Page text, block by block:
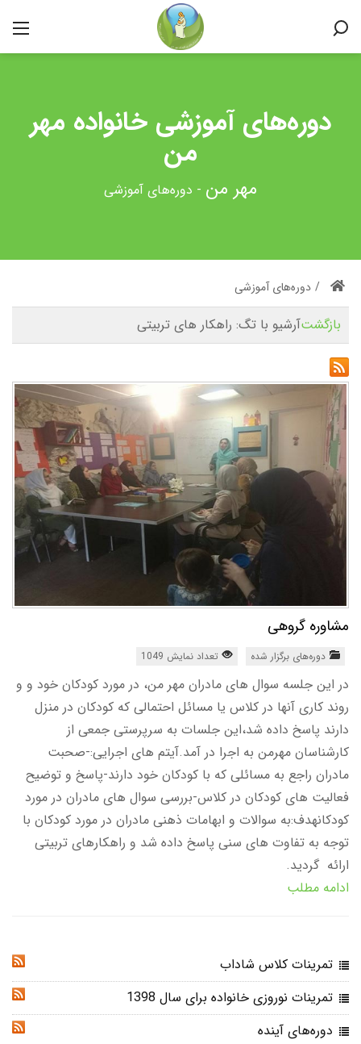
دوره‌های آموزشی خانواده مهر
من
- دوره‌های آموزشی
/ دوره‌های آموزشی
آرشیو با تگ: راهکار های تربیتی بازگشت
مشاوره گروهی
دوره‌های برگزار شده تعداد نمایش 1049
در این جلسه سوال های مادران مهر من، در مورد کودکان خود و و
روند کاری آنها در کلاس یا مسائل احتمالی که کودکان در منزل
دارند پاسخ داده شد،این جلسات به سرپرستی جمعی از
کارشناسان مهرمن به اجرا در آمد.آیتم های اجرایی:-صحبت
مادران راجع به مسائلی که با کودکان خود دارند-پاسخ و توضیح
فعالیت های کودکان در کلاس-بررسی سوال های مادران در مورد
کودکانهدف:به سوالات و ابهامات ذهنی مادران در مورد کودکان با
توجه به تفاوت های سنی پاسخ داده شد و راهکارهای تربیتی
ارائه گردید.
ادامه مطلب
تمرینات کلاس شاداب
تمرینات نوروزی خانواده برای سال 1398
دوره‌های آینده